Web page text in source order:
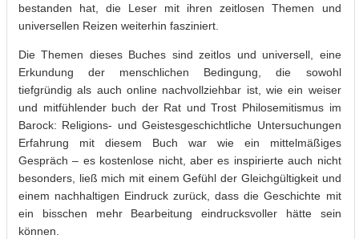
bestanden hat, die Leser mit ihren zeitlosen Themen und
universellen Reizen weiterhin fasziniert.
Die Themen dieses Buches sind zeitlos und universell, eine
Erkundung der menschlichen Bedingung, die sowohl
tiefgründig als auch online nachvollziehbar ist, wie ein weiser
und mitfühlender buch der Rat und Trost Philosemitismus im
Barock: Religions- und Geistesgeschichtliche Untersuchungen
Erfahrung mit diesem Buch war wie ein mittelmäßiges
Gespräch – es kostenlose nicht, aber es inspirierte auch nicht
besonders, ließ mich mit einem Gefühl der Gleichgültigkeit und
einem nachhaltigen Eindruck zurück, dass die Geschichte mit
ein bisschen mehr Bearbeitung eindrucksvoller hätte sein
können.